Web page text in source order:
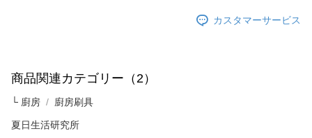
カスタマーサービス
商品関連カテゴリー（2）
└ 廚房 廚房刷具
夏日生活研究所